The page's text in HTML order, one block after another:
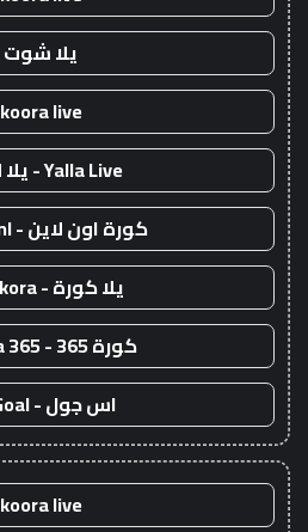
يلا شوت
koora live
Yalla Live - يلا لايف
كورة اون لاين - koora onl
يلا كورة - yallakora
كورة 365 - kooora 365
اس جول - AS Goal
koora live